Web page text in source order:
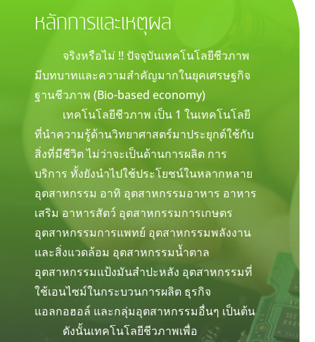
หลักการและเหตุผล
จริงหรือไม่ !! ปัจจุบันเทคโนโลยีชีวภาพ
มีบทบาทและความสำคัญมากในยุคเศรษฐกิจ
ฐานชีวภาพ (Bio-based economy)
เทคโนโลยีชีวภาพ เป็น 1 ในเทคโนโลยี
ที่นำความรู้ด้านวิทยาศาสตร์มาประยุกต์ใช้กับ
สิ่งที่มีชีวิต ไม่ว่าจะเป็นด้านการผลิต การ
บริการ ทั้งยังนำไปใช้ประโยชน์ในหลากหลาย
อุตสาหกรรม อาทิ อุตสาหกรรมอาหาร อาหาร
เสริม อาหารสัตว์ อุตสาหกรรมการเกษตร
อุตสาหกรรมการแพทย์ อุตสาหกรรมพลังงาน
และสิ่งแวดล้อม อุตสาหกรรมน้ำตาล
อุตสาหกรรมแป้งมันสำปะหลัง อุตสาหกรรมที่
ใช้เอนไซม์ในกระบวนการผลิต ธุรกิจ
แอลกอฮอล์ และกลุ่มอุตสาหกรรมอื่นๆ เป็นต้น
ดังนั้นเทคโนโลยีชีวภาพเพื่อ